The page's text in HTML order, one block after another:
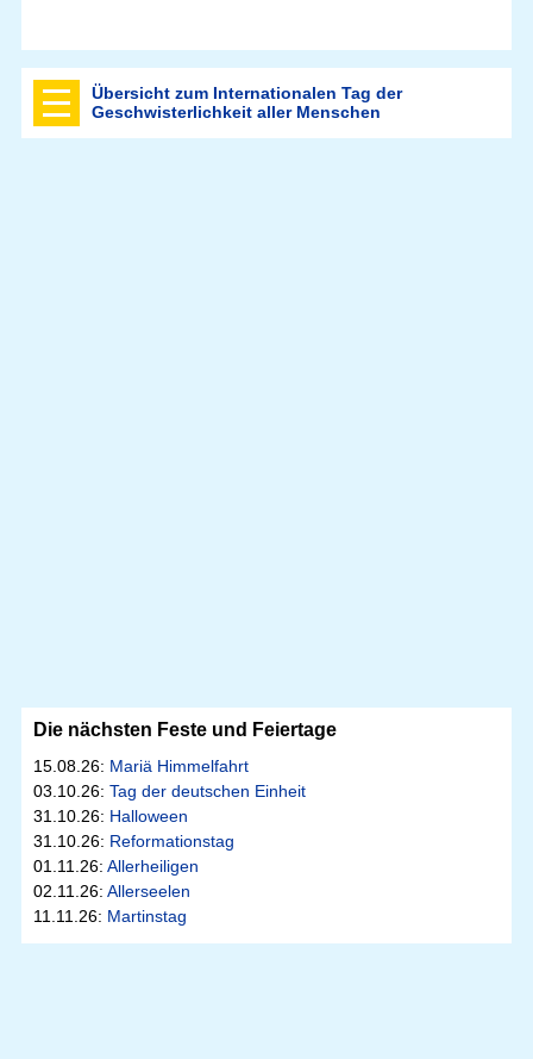
Übersicht zum Internationalen Tag der
Geschwisterlichkeit aller Menschen
Die nächsten Feste und Feiertage
15.08.26: Mariä Himmelfahrt
03.10.26: Tag der deutschen Einheit
31.10.26: Halloween
31.10.26: Reformationstag
01.11.26: Allerheiligen
02.11.26: Allerseelen
11.11.26: Martinstag